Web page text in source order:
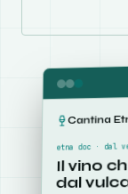
Cantina
etna doc · dal
Il vino
dal